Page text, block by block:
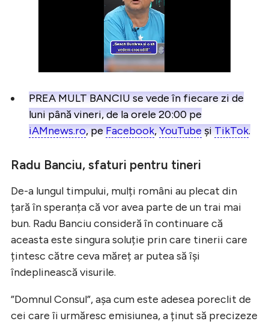
PREA MULT BANCIU se vede în fiecare zi de
luni până vineri, de la orele 20:00 pe
iAMnews.ro, peFacebook,YouTubeșiTikTok.
Radu Banciu, sfaturi pentru tineri
De-a lungul timpului, mulți români au plecat din
țară în speranța că vor avea parte de un trai mai
bun. Radu Banciu consideră în continuare că
aceasta este singura soluție prin care tinerii care
țintesc către ceva măreț ar putea să își
îndeplinească visurile.
”Domnul Consul”, așa cum este adesea poreclit de
cei care îi urmăresc emisiunea, a ținut să precizeze